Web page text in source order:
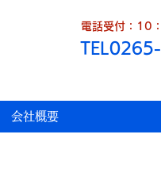
電話受付：10
会社概要